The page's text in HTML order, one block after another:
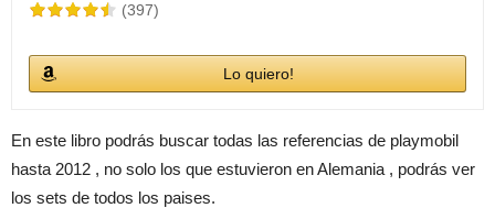
(397)
Lo quiero!
En este libro podrás buscar todas las referencias de playmobil
hasta 2012 , no solo los que estuvieron en Alemania , podrás ver
los sets de todos los paises.